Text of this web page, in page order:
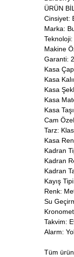
ÜRÜN
Cinsiyet:
Marka:
Makine
Garanti:
Kasa
Kasa
Kasa
Kasa
Kasa
Cam
Tarz:
Kasa
Kadran
Kadran
Kadran
Kayış
Renk:
Su
Takvim:
Alarm:
Tüm